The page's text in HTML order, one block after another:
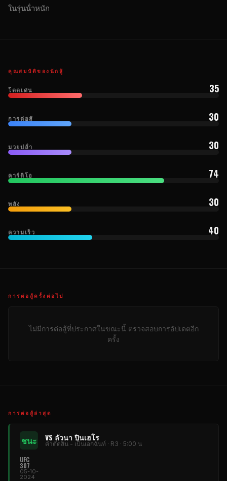
ในรุ่นน้ําหนัก
คุณสมบัติของนักสู้
โดดเด่น 35
การต่อสู้ 30
มวยปล้ํา 30
คาร์ดิโอ 74
พลัง 30
ความเร็ว 40
การต่อสู้ครั้งต่อไป
ไม่มีการต่อสู้ที่ประกาศในขณะนี้ ตรวจสอบการอัปเดตอีก
ครั้ง
การต่อสู้ล่าสุด
ชนะ VS ลัวนา ปินเฮโร
คําตัดสิน - เป็นเอกฉันท์ · R3 · 5:00 น
UFC
307
05-10-
2024